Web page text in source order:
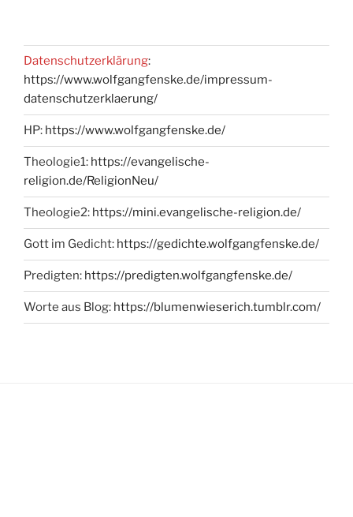
Datenschutzerklärung:
https://www.wolfgangfenske.de/impressum-
datenschutzerklaerung/
HP: https://www.wolfgangfenske.de/
Theologie1: https://evangelische-
religion.de/ReligionNeu/
Theologie2: https://mini.evangelische-religion.de/
Gott im Gedicht: https://gedichte.wolfgangfenske.de/
Predigten: https://predigten.wolfgangfenske.de/
Worte aus Blog: https://blumenwieserich.tumblr.com/